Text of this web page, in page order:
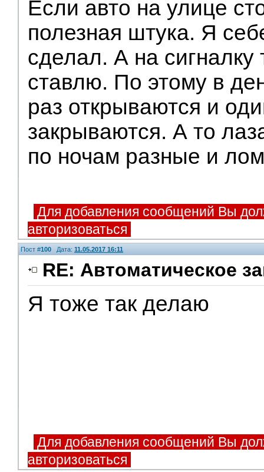
Если авто на улице
полезная штука. Я
сделал. А на сигналку
ставлю. По этому в
раз открываются и
закрываются. А то
по ночам разные и
Для добавления сообщений Вы
авторизоваться
Пост #100 Дата: 11.05.2017 16:11
RE: Автоматическое
Я тоже так делаю
Для добавления сообщений Вы
авторизоваться